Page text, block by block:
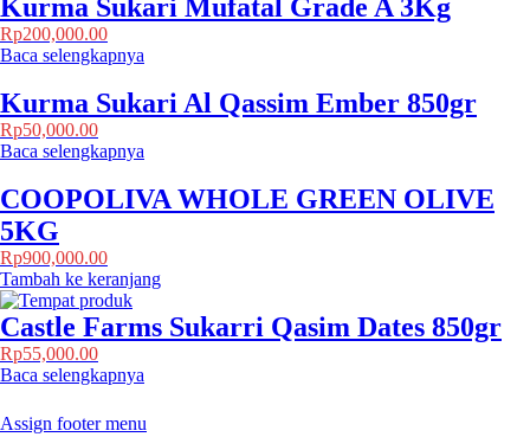
Kurma Sukari Mufatal Grade A 3Kg
Rp200,000.00
Baca selengkapnya
Kurma Sukari Al Qassim Ember 850gr
Rp50,000.00
Baca selengkapnya
COOPOLIVA WHOLE GREEN OLIVE
5KG
Rp900,000.00
Tambah ke keranjang
Castle Farms Sukarri Qasim Dates 850gr
Rp55,000.00
Baca selengkapnya
Assign footer menu